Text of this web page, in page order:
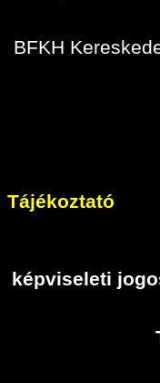
BFKH
Tájékoztató
képviseleti